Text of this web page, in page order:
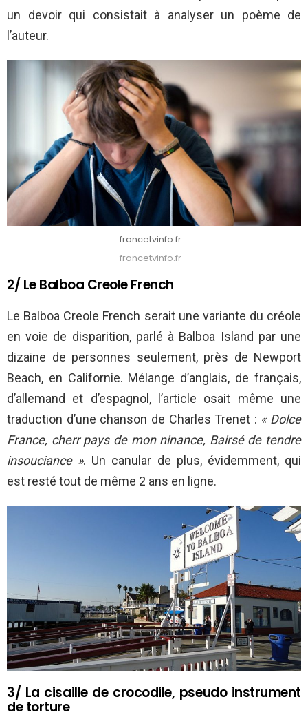
un devoir qui consistait à analyser un poème de
l’auteur.
francetvinfo.fr
francetvinfo.fr
2/ Le Balboa Creole French
Le Balboa Creole French serait une variante du créole
en voie de disparition, parlé à Balboa Island par une
dizaine de personnes seulement, près de Newport
Beach, en Californie. Mélange d’anglais, de français,
d’allemand et d’espagnol, l’article osait même une
traduction d’une chanson de Charles Trenet : « Dolce
France, cherr pays de mon ninance, Bairsé de tendre
insouciance ». Un canular de plus, évidemment, qui
est resté tout de même 2 ans en ligne.
3/ La cisaille de crocodile, pseudo instrument
de torture